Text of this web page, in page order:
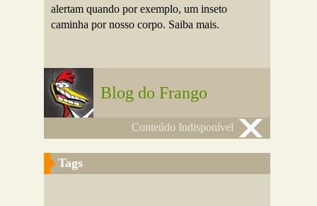
alertam quando por exemplo, um inseto
caminha por nosso corpo. Saiba mais.
Blog do Frango
Conteúdo Indisponível
Tags